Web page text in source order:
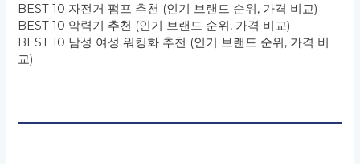
BEST 10 자전거 펌프 추천 (인기 브랜드 순위, 가격 비교)
BEST 10 악력기 추천 (인기 브랜드 순위, 가격 비교)
BEST 10 남성 여성 워킹화 추천 (인기 브랜드 순위, 가격 비
교)